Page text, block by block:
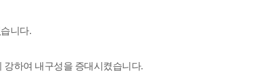
니다.
하여 내구성을 증대시켰습니다.